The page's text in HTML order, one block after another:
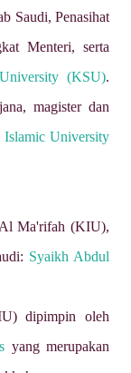
Saudi, Penasihat
Menteri, serta
(KSU).
magister dan
Islamic University
Al Ma'rifah (KIU),
Syaikh Abdul
dipimpin oleh
yang merupakan